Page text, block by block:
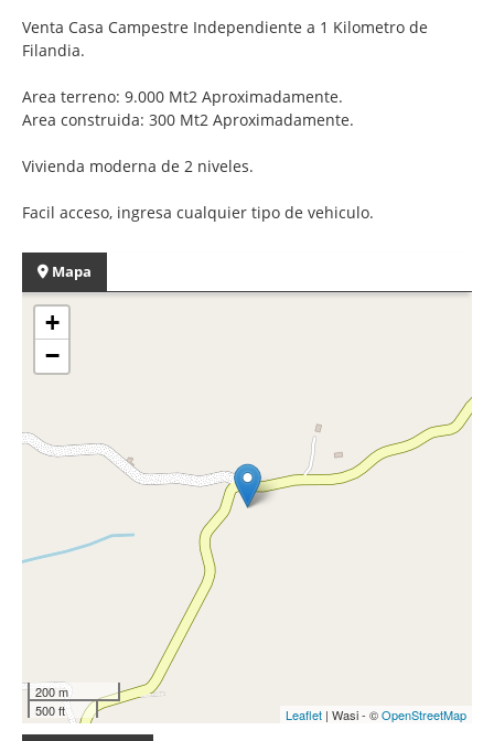
Venta Casa Campestre Independiente a 1 Kilometro de
Filandia.
Area terreno: 9.000 Mt2 Aproximadamente.
Area construida: 300 Mt2 Aproximadamente.
Vivienda moderna de 2 niveles.
Facil acceso, ingresa cualquier tipo de vehiculo.
Mapa
+
−
200 m
500 ft
Leaflet | Wasi - ©OpenStreetMap